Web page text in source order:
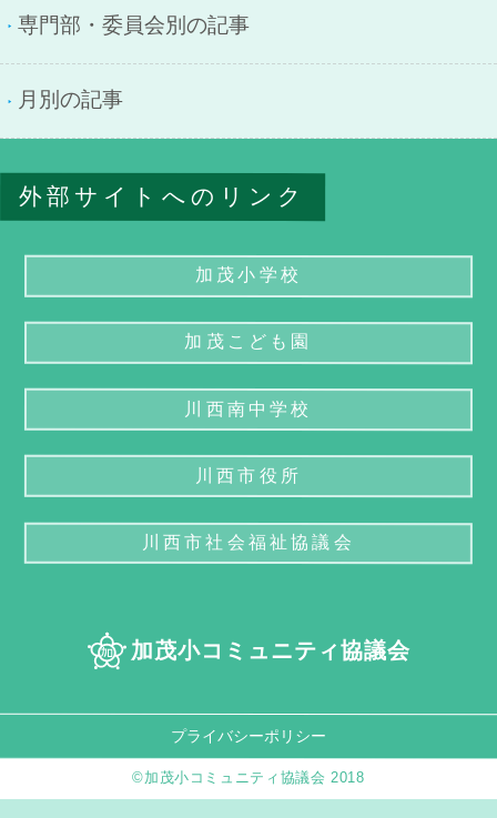
専門部・委員会別の記事
月別の記事
加茂小コミュニティ協議会
外部サイトへのリンク
加茂小学校
加茂こども園
川西南中学校
川西市役所
川西市社会福祉協議会
プライバシーポリシー
©加茂小コミュニティ協議会 2018